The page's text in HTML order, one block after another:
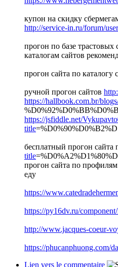
купон на скидку
http://service-in.ru/forum/
прогон по базе
каталогам сайтов
прогон сайта по каталогу
ручной прогон сайтов
https://hallbook.com.br/
https://jsfiddle.net/
title
бесплатный прогон сайта
title
прогон сайта по
еду
https://
https://py16dv.ru/
http://www.jacques-coeur-
https://phucanphuong.com/
Lien vers le commentaire